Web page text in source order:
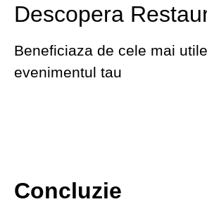
Descopera
Beneficiaza de cele mai
evenimentul tau
Concluzie